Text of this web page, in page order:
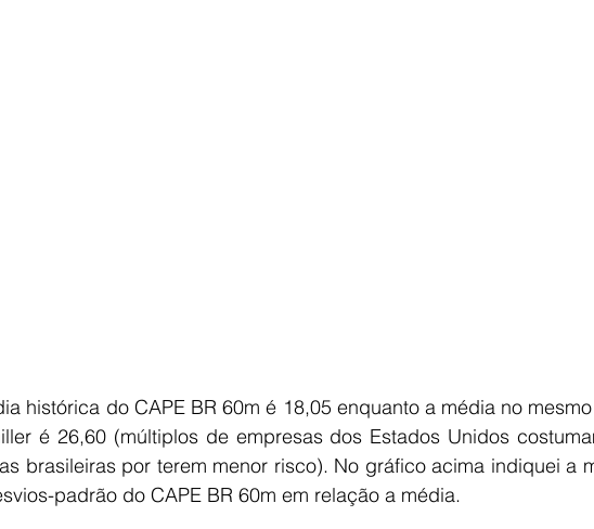
histórica do CAPE BR 60m é 18,05 enquanto a média no
é 26,60 (múltiplos de empresas dos Estados Unidos
brasileiras por terem menor risco). No gráfico acima indiquei a
padrão do CAPE BR 60m em relação a média.